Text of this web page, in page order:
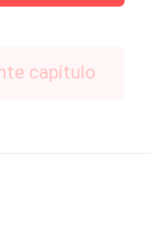
capítulo